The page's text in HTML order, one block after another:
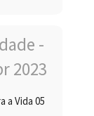
a Vida 05